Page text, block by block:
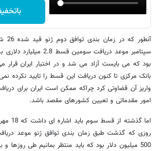
بود که می بایست آزاد می شد و در اختیار ایران قرار
بانک مرکزی تا کنون دریافت این قسط را تایید نکرده نمی
واریز آن قضاوتی کرد چراکه ممکن است ایران برای
امور مقدماتی و تعیین کشورهای مقصد باشد.
روزی که گذشت طبق زمان بندی توافق ژنو موعد
500 میلیون دلار بود که باید منتظر بمانیم طی